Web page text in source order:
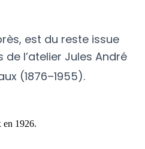
est du reste issue
l’atelier Jules André
(1876–1955).
en 1926.